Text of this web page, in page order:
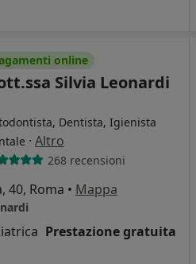
online
Silvia Leonardi
Dentista, Igienista
· Altro
268 recensioni
40, Roma • Mappa
Prestazione gratuita